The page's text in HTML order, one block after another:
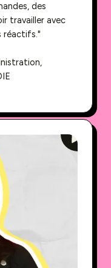
des
travailler avec
réactifs."